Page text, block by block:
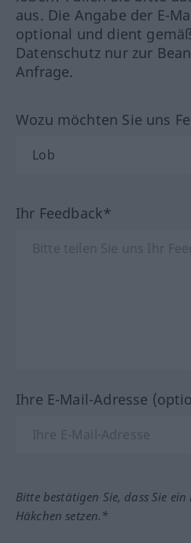
aus. Die Angabe der E-
optional und dient
Datenschutz nur zur
Anfrage.
Wozu möchten Sie uns
Ihr Feedback*
Ihre E-Mail-Adresse
Bitte bestätigen Sie, dass Sie
Häkchen setzen.*